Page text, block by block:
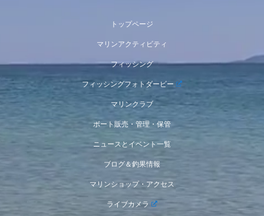
トップページ
マリンアクティビティ
フィッシング
フィッシングフォトダービー
マリンクラブ
ボート販売・管理・保管
ニュースとイベント一覧
ブログ＆釣果情報
マリンショップ・アクセス
ライブカメラ